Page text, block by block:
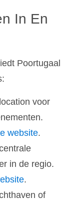
In En
Poortugaal
voor
website.
in de regio.
.
of